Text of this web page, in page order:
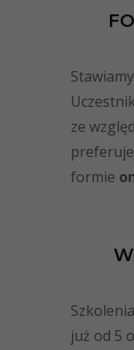
ze
formie
już od 5